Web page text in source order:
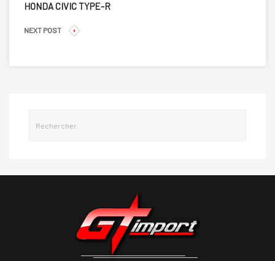
HONDA CIVIC TYPE-R
NEXT POST